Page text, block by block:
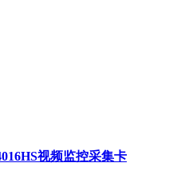
视频监控采集卡